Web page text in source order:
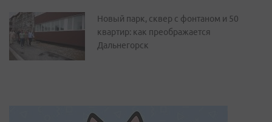
Новый парк, сквер с фонтаном и 50
квартир: как преображается
Дальнегорск